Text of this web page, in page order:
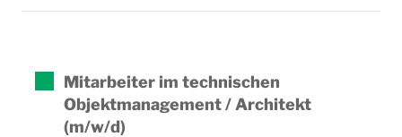
Mitarbeiter im technischen
Objektmanagement / Architekt
(m/w/d)